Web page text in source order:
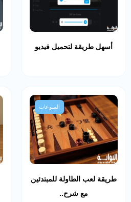
أسهل طريقة لتحميل فيديو
المنوعات
طريقة لعب الطاولة للمبتدئين
مع شرح..